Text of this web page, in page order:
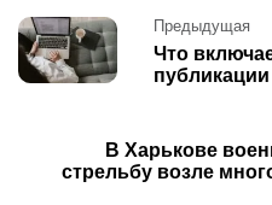
Post
navigation
Предыдущая
Что
В Харькове
стрельбу возле